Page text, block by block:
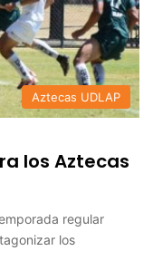
Aztecas UDLAP
los Aztecas
regular
los